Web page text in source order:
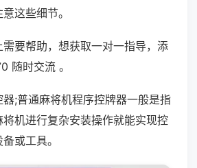
这些细节。
要帮助，想获取一对一指导，添
随时交流 。
;普通麻将机程序控牌器一般是指
机进行复杂安装操作就能实现控
或工具。